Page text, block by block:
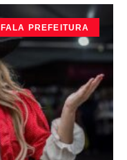
FALA PREFEITURA